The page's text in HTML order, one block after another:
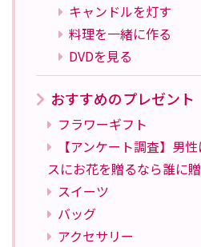
キャンドルを灯す
料理を一緒に作る
DVDを見る
おすすめのプレゼント
フラワーギフト
【アンケート調査】男
スにお花を贈るなら誰に
スイーツ
バッグ
アクセサリー